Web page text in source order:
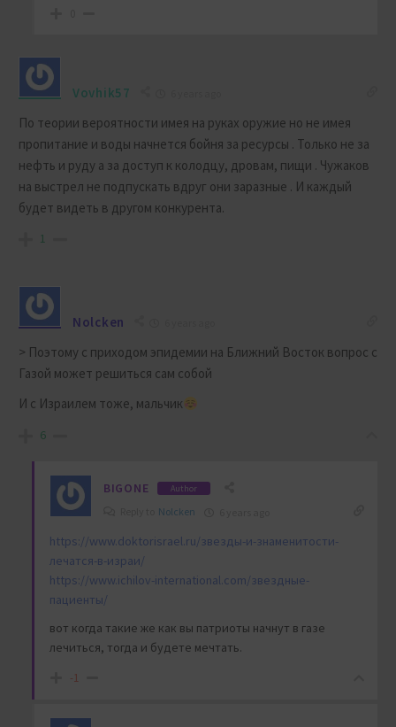
Vovhik57
По теории вероятности имея на руках оружие но не имея
пропитание и воды начнется бойня за ресурсы . Только не за
нефть и руду а за доступ к колодцу, дровам, пищи . Чужаков
на выстрел не подпускать вдруг они заразные . И каждый
будет видеть в другом конкурента.
1
Nolcken
> Поэтому с приходом эпидемии на Ближний Восток вопрос с
Газой может решиться сам собой
И с Израилем тоже, мальчик
6
BIGONE Author
Nolcken
https://www.doktorisrael.ru/звезды-и-знаменитости-
лечатся-в-израи/
https://www.ichilov-international.com/звездные-
пациенты/
вот когда такие же как вы патриоты начнут в газе
лечиться, тогда и будете мечтать.
-1